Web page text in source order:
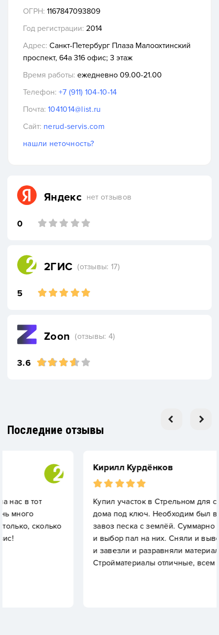
ОГРН: 1167847093809
Год регистрации: 2014
Адрес: ​Санкт-Петербург Плаза​ Малоохтинский
проспект, 64а​ 316 офис; 3 этаж
Время работы: ежедневно 09.00-21.00
Телефон: +7 (911) 104-10-14
Почта: 1041014@list.ru
Сайт: nerud-servis.com
нашли неточность?
Яндекс нет отзывов
0
2ГИС (отзывы: 17)
5
Zoon (отзывы: 4)
3.6
Последние отзывы
Кирилл Курдёнков
Купил участок в Стрельном для строительства
дома под ключ. Необходим был вывоз грунта
завоз песка с землёй. Суммарно цены
и выбор пал на них. Сняли и вывезли за 2-3
и завезли и разравняли материалы на участке.
Стройматериалы отличные, всем добра!